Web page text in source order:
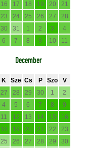
16 17 18 19 20
21
23 24 25 26 27
28
30 31 1 2 3
4
6 7 8 9 10 11
December
K Sze Cs P Szo
V
27 28 29 30 1
2
4 5 6 7 8
9
11 12 13 14 15
16
18 19 20 21 22
23
25 26 27 28 29
30